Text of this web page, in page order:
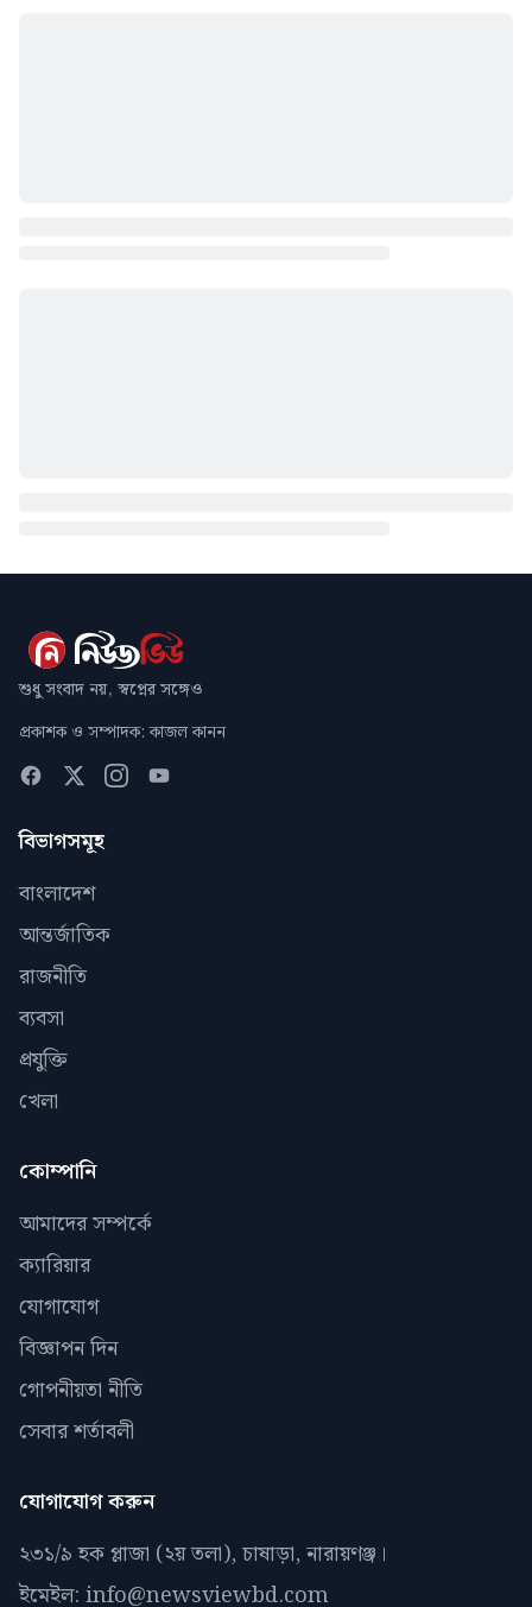
শুধু সংবাদ নয়, স্বপ্নের সঙ্গেও
প্রকাশক ও সম্পাদক: কাজল কানন
বিভাগসমূহ
বাংলাদেশ
আন্তর্জাতিক
রাজনীতি
ব্যবসা
প্রযুক্তি
খেলা
কোম্পানি
আমাদের সম্পর্কে
ক্যারিয়ার
যোগাযোগ
বিজ্ঞাপন দিন
গোপনীয়তা নীতি
সেবার শর্তাবলী
যোগাযোগ করুন
২৩১/৯ হক প্লাজা (২য় তলা), চাষাড়া, নারায়ণঞ্জ।
ইমেইল: info@newsviewbd.com